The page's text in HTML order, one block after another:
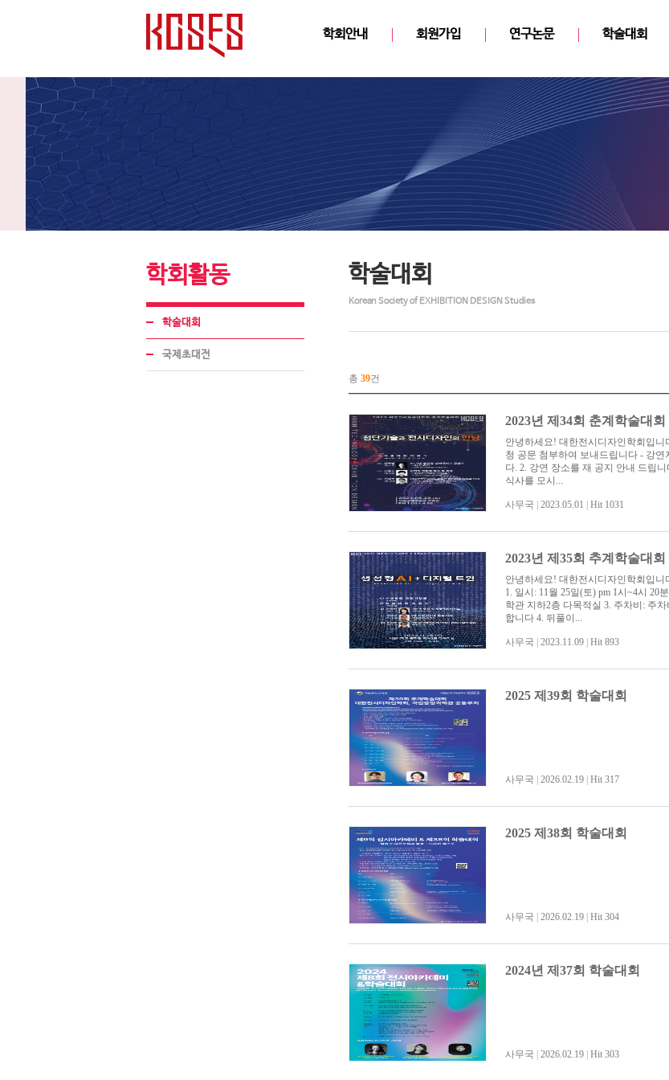
학회안내 회원가입 연구논문 학술대회
학회활동
학술대회
국제초대전
학술대회
Korean Society of EXHIBITION DESIGN Studies
총 39건
2023년 제34회 춘계학술대회
안녕하세요! 대한전시디자인학회입니
청 공문 첨부하여 보내드립니다 - 강연
다. 2. 강연 장소를 재 공지 안내 드립
식사를 모시...
사무국 2023.05.01 Hit 1031
2023년 제35회 추계학술대회
안녕하세요! 대한전시디자인학회입니
1. 일시: 11월 25일(토) pm 1시~4시 20
학관 지하2층 다목적실 3. 주차비: 주
합니다 4. 뒤풀이...
사무국 2023.11.09 Hit 893
2025 제39회 학술대회
사무국 2026.02.19 Hit 317
2025 제38회 학술대회
사무국 2026.02.19 Hit 304
2024년 제37회 학술대회
사무국 2026.02.19 Hit 303